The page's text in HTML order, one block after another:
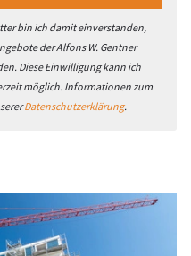
bin ich damit einverstanden,
der Alfons W. Gentner
Diese Einwilligung kann ich
möglich. Informationen zum
Datenschutzerklärung.